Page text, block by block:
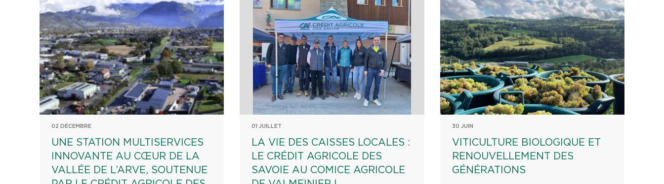
02 DÉCEMBRE
UNE STATION MULTISERVICES
INNOVANTE AU CŒUR DE LA
VALLÉE DE L’ARVE, SOUTENUE
01 JUILLET
LA VIE DES CAISSES LOCALES :
LE CRÉDIT AGRICOLE DES
SAVOIE AU COMICE AGRICOLE
30 JUIN
VITICULTURE BIOLOGIQUE ET
RENOUVELLEMENT DES
GÉNÉRATIONS